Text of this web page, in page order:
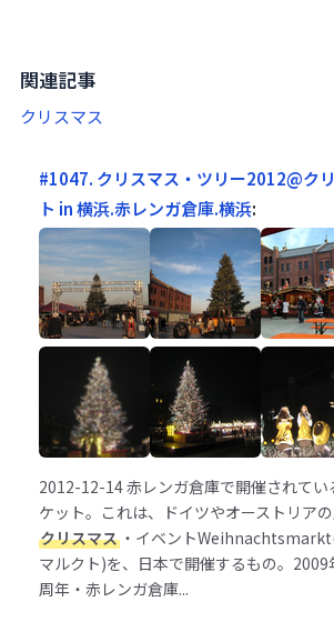
関連記事
クリスマス
#1047. クリスマス・ツリー2012@ク
ト in 横浜.赤レンガ倉庫.横浜:
2012-12-14赤レンガ倉庫で開催されてい
ケット。これは、ドイツやオーストリア
クリスマス・イベント
マルクト)を、日本で開催するもの。
周年・赤レンガ倉庫...